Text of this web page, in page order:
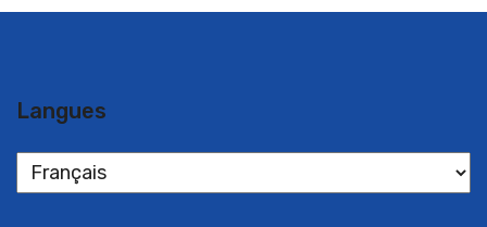
Langues
Langues